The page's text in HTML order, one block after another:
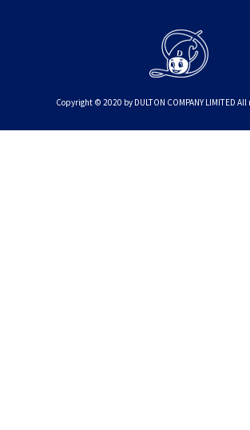
Copyright © 2020 by DULTON COMPANY LIMITED